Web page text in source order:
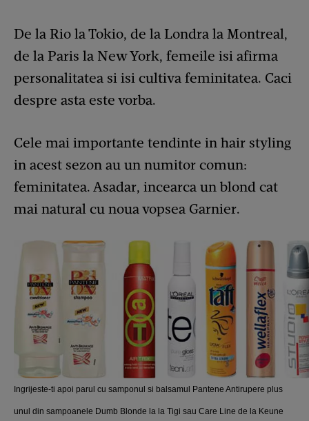
De la Rio la Tokio, de la Londra la Montreal,
de la Paris la New York, femeile isi afirma
personalitatea si isi cultiva feminitatea. Caci
despre asta este vorba.
Cele mai importante tendinte in hair styling
in acest sezon au un numitor comun:
feminitatea. Asadar, incearca un blond cat
mai natural cu noua vopsea Garnier.
Ingrijeste-ti apoi parul cu samponul si balsamul Pantene Antirupere plus
unul din sampoanele Dumb Blonde la la Tigi sau Care Line de la Keune